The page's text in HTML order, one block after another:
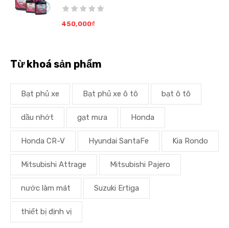
450,000₫
Từ khoá sản phẩm
Bạt phủ xe Bạt phủ xe ô tô bạt ô tô
dầu nhớt gạt mưa Honda
Honda CR-V Hyundai SantaFe Kia Rondo
Mitsubishi Attrage Mitsubishi Pajero
nước làm mát Suzuki Ertiga
thiết bị định vị